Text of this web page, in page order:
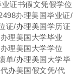
证书假文凭假学位
办理美国毕业证/
证/办理美国学历证
理美国大学毕业
理美国大学学位
单/办理美国大学毕
办美国假文凭/代